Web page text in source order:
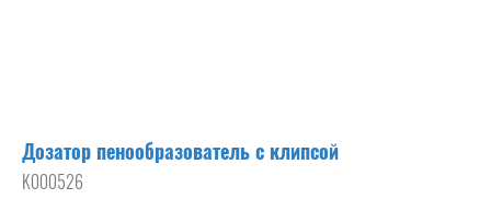
Дозатор пенообразователь с клипсой
K000526